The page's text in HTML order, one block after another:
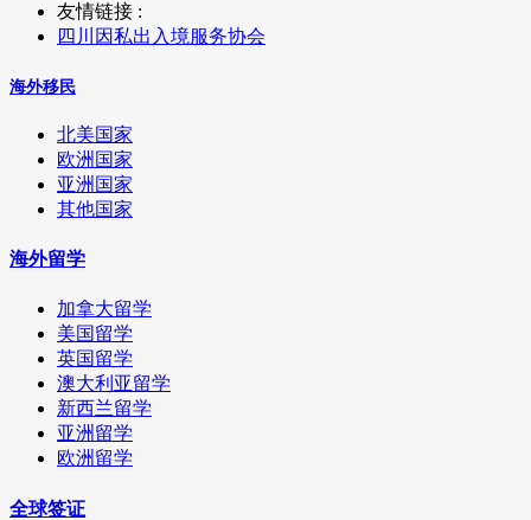
友情链接 :
四川因私出入境服务协会
海外移民
北美国家
欧洲国家
亚洲国家
其他国家
海外留学
加拿大留学
美国留学
英国留学
澳大利亚留学
新西兰留学
亚洲留学
欧洲留学
全球签证